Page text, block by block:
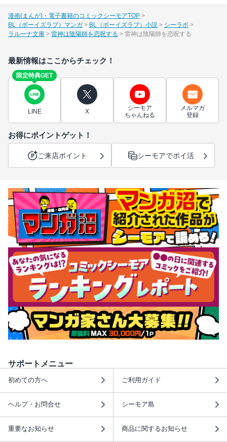
漫画(まんが)・電子書籍のコミックシーモアTOP
BL（ボーイズラブ）マンガ
BL（ボーイズラブ）小説
シーラボ
ラルーナ文庫
雷神は陰陽師を恋呪する 雷神は陰陽師を恋呪する
最新情報はここからチェック！
限定特典GET
LINE X
シーモア
ちゃんねる
メルマガ
登録
お得にポイントゲット！
ご来店ポイント シーモアでポイ活
サポートメニュー
初めての方へ ご利用ガイド
ヘルプ・お問合せ シーモア島
重要なお知らせ 商品に関するお知らせ